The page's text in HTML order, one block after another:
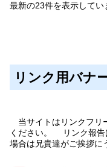
最新の23件を表示してい
リンク用バナ
当サイトはリンクフリ
ください。 リンク報告
場合は兄貴達がご挨拶に